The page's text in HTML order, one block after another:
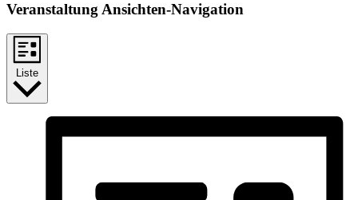
Veranstaltung Ansichten-Navigation
Liste